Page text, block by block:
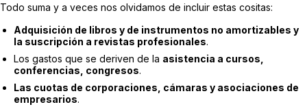
Todo suma y a veces nos olvidamos de incluir estas cositas:
Adquisición de libros y de instrumentos no amortizables y
la suscripción a revistas profesionales.
Los gastos que se deriven de la asistencia a cursos,
conferencias, congresos.
Las cuotas de corporaciones, cámaras y asociaciones de
empresarios.